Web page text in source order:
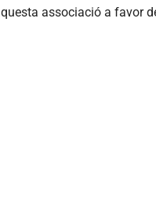
associació a favor